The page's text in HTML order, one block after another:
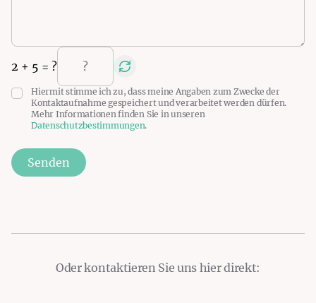
2 + 5 = ?
Hiermit stimme ich zu, dass meine Angaben zum Zwecke der
Kontaktaufnahme gespeichert und verarbeitet werden dürfen.
Mehr Informationen finden Sie in unseren
Datenschutzbestimmungen.
Senden
Oder kontaktieren Sie uns hier direkt: